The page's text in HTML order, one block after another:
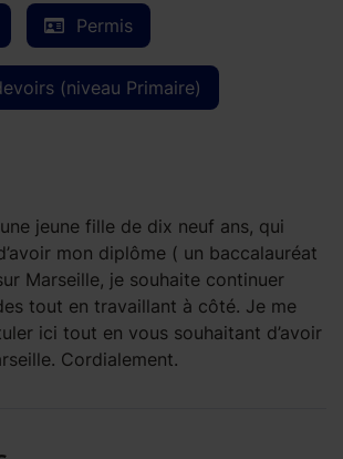
Permis
(niveau Primaire)
jeune fille de dix neuf ans, qui
mon diplôme ( un baccalauréat
Marseille, je souhaite continuer
tout en travaillant à côté. Je me
ici tout en vous souhaitant d’avoir
Cordialement.